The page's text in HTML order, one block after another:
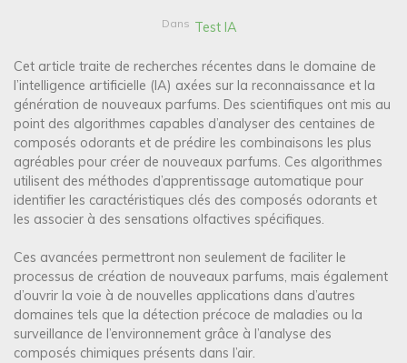
Dans Test IA
Cet article traite de recherches récentes dans le domaine de
l’intelligence artificielle (IA) axées sur la reconnaissance et la
génération de nouveaux parfums. Des scientifiques ont mis au
point des algorithmes capables d’analyser des centaines de
composés odorants et de prédire les combinaisons les plus
agréables pour créer de nouveaux parfums. Ces algorithmes
utilisent des méthodes d’apprentissage automatique pour
identifier les caractéristiques clés des composés odorants et
les associer à des sensations olfactives spécifiques.
Ces avancées permettront non seulement de faciliter le
processus de création de nouveaux parfums, mais également
d’ouvrir la voie à de nouvelles applications dans d’autres
domaines tels que la détection précoce de maladies ou la
surveillance de l’environnement grâce à l’analyse des
composés chimiques présents dans l’air.